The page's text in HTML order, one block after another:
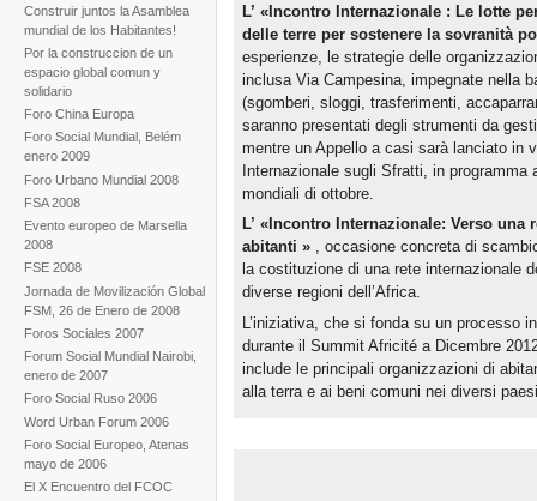
Construir juntos la Asamblea
mundial de los Habitantes!
Por la construccion de un
espacio global comun y
solidario
Foro China Europa
Foro Social Mundial, Belém
enero 2009
Foro Urbano Mundial 2008
FSA 2008
Evento europeo de Marsella
2008
FSE 2008
Jornada de Movilización Global
FSM, 26 de Enero de 2008
Foros Sociales 2007
Forum Social Mundial Nairobi,
enero de 2007
Foro Social Ruso 2006
Word Urban Forum 2006
Foro Social Europeo, Atenas
mayo de 2006
El X Encuentro del FCOC
L’ «Incontro Internazionale : Le lotte
delle terre per sostenere la sovranità
esperienze, le strategie delle
inclusa Via Campesina, impegnate nella
(sgomberi, sloggi, trasferimenti,
saranno presentati degli strumenti da
mentre un Appello a casi sarà lanciato in
Internazionale sugli Sfratti, in
mondiali di ottobre.
L’ «Incontro Internazionale: Verso una
abitanti », occasione concreta di
la costituzione di una rete internazionale
diverse regioni dell’Africa.
L’iniziativa, che si fonda su un processo
durante il Summit Africité a Dicembre
include le principali organizzazioni di
alla terra e ai beni comuni nei diversi